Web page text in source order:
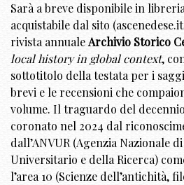
Sarà a breve disponibile in
acquistabile dal sito
rivista annualeArchivio Storico
local history in global context,
sottotitolo della testata per i
brevi e le recensioni che
volume. Il traguardo del
coronato nel 2024 dal
dall’ANVUR (Agenzia Nazionale
Universitario e della Ricerca)
l’area 10 (Scienze dell’antichità,